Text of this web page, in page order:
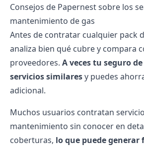
Consejos de Papernest sobre los
mantenimiento de gas
Antes de contratar cualquier pack
analiza bien qué cubre y compara
proveedores. A veces tu seguro
servicios similaresy puedes
adicional.
Muchos usuarios contratan
mantenimiento sin conocer en
coberturas, lo que puede